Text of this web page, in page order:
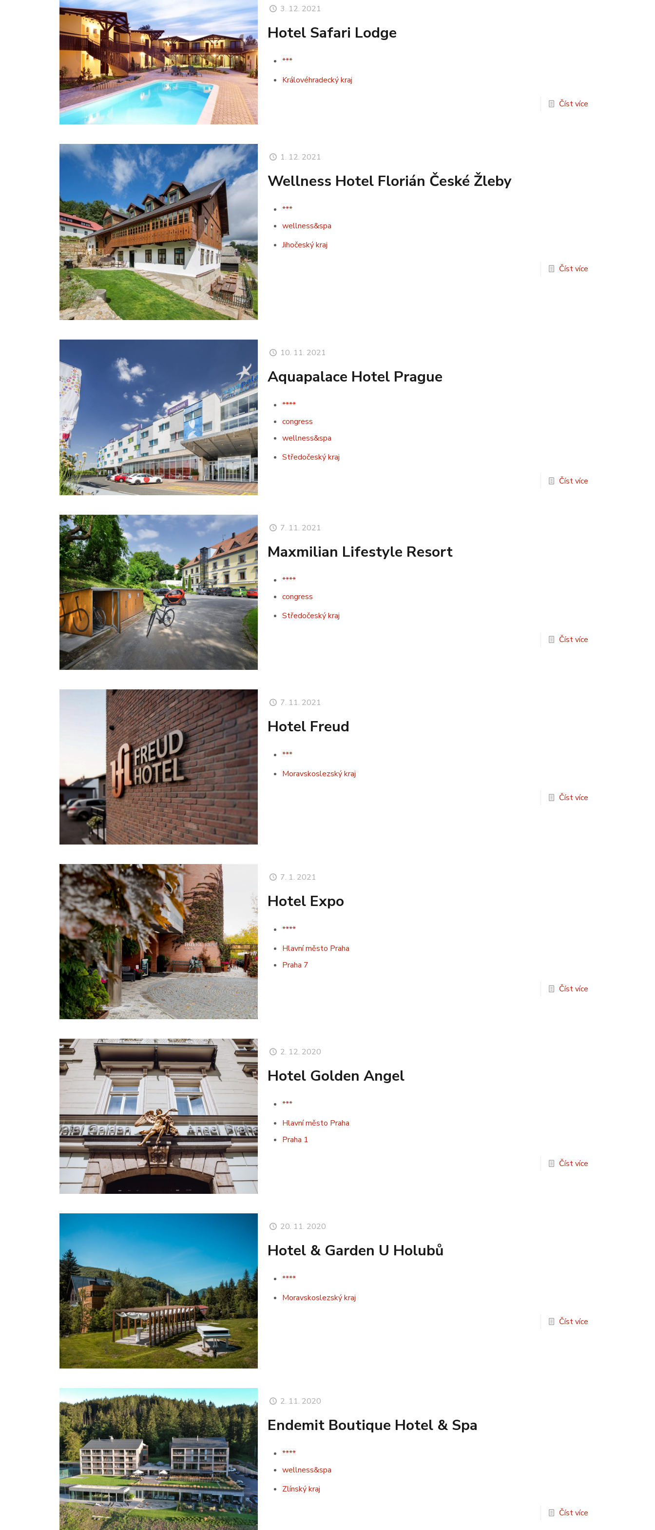
3. 12. 2021
Hotel Safari Lodge
***
Královéhradecký kraj
Číst více
1. 12. 2021
Wellness Hotel Florián České Žleby
***
wellness&spa
Jihočeský kraj
Číst více
10. 11. 2021
Aquapalace Hotel Prague
****
congress
wellness&spa
Středočeský kraj
Číst více
7. 11. 2021
Maxmilian Lifestyle Resort
****
congress
Středočeský kraj
Číst více
7. 11. 2021
Hotel Freud
***
Moravskoslezský kraj
Číst více
7. 1. 2021
Hotel Expo
****
Hlavní město Praha
Praha 7
Číst více
2. 12. 2020
Hotel Golden Angel
***
Hlavní město Praha
Praha 1
Číst více
20. 11. 2020
Hotel & Garden U Holubů
****
Moravskoslezský kraj
Číst více
2. 11. 2020
Endemit Boutique Hotel & Spa
****
wellness&spa
Zlínský kraj
Číst více